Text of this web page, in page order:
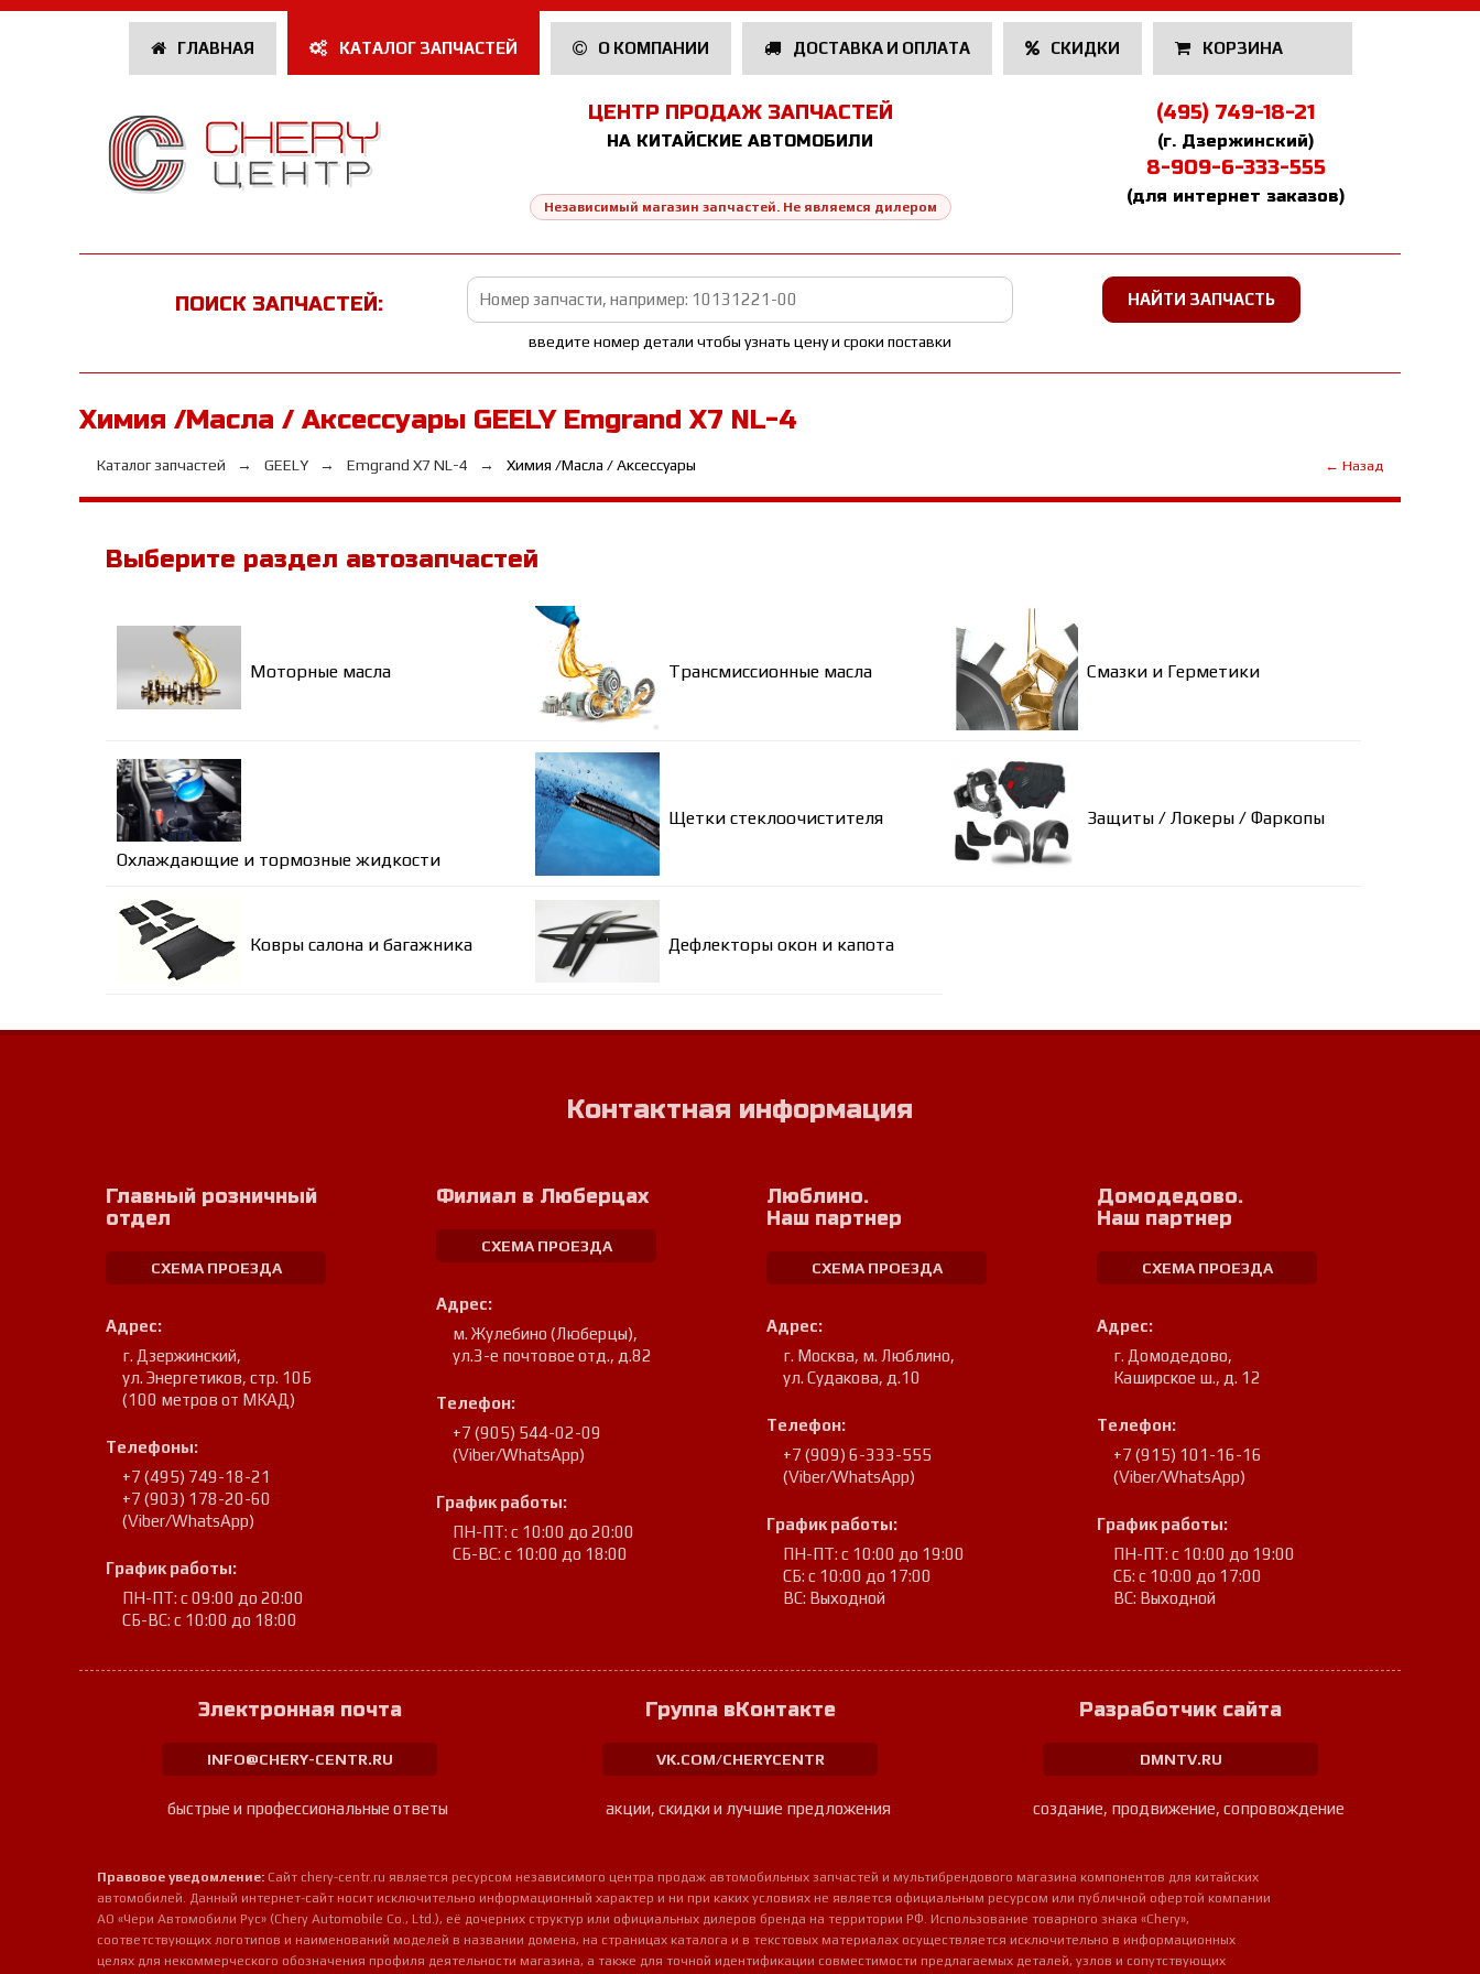
ГЛАВНАЯ КАТАЛОГ ЗАПЧАСТЕЙ О КОМПАНИИ ДОСТАВКА И ОПЛАТА СКИДКИ КОРЗИНА
ЦЕНТР ПРОДАЖ ЗАПЧАСТЕЙ
НА КИТАЙСКИЕ АВТОМОБИЛИ
Независимый магазин запчастей. Не являемся дилером
(495) 749-18-21
(г. Дзержинский)
8-909-6-333-555
(для интернет заказов)
ПОИСК ЗАПЧАСТЕЙ:
введите номер детали чтобы узнать цену и сроки поставки
Химия /Масла / Аксессуары GEELY Emgrand X7 NL-4
Каталог запчастей GEELY Emgrand X7 NL-4 Химия /Масла / Аксессуары ← Назад
Выберите раздел автозапчастей
Моторные масла Трансмиссионные масла Смазки и Герметики
Охлаждающие и тормозные жидкости
Щетки стеклоочистителя Защиты / Локеры / Фаркопы
Ковры салона и багажника Дефлекторы окон и капота
Контактная информация
Главный розничный
отдел
СХЕМА ПРОЕЗДА
Адрес:
г. Дзержинский,
ул. Энергетиков, стр. 10Б
(100 метров от МКАД)
Телефоны:
+7 (495) 749-18-21
+7 (903) 178-20-60
(Viber/WhatsApp)
График работы:
ПН-ПТ: с 09:00 до 20:00
СБ-ВС: с 10:00 до 18:00
Филиал в Люберцах
СХЕМА ПРОЕЗДА
Адрес:
м. Жулебино (Люберцы),
ул.3-е почтовое отд., д.82
Телефон:
+7 (905) 544-02-09
(Viber/WhatsApp)
График работы:
ПН-ПТ: с 10:00 до 20:00
СБ-ВС: с 10:00 до 18:00
Люблино.
Наш партнер
СХЕМА ПРОЕЗДА
Адрес:
г. Москва, м. Люблино,
ул. Судакова, д.10
Телефон:
+7 (909) 6-333-555
(Viber/WhatsApp)
График работы:
ПН-ПТ: с 10:00 до 19:00
СБ: с 10:00 до 17:00
ВС: Выходной
Домодедово.
Наш партнер
СХЕМА ПРОЕЗДА
Адрес:
г. Домодедово,
Каширское ш., д. 12
Телефон:
+7 (915) 101-16-16
(Viber/WhatsApp)
График работы:
ПН-ПТ: с 10:00 до 19:00
СБ: с 10:00 до 17:00
ВС: Выходной
Электронная почта
INFO@CHERY-CENTR.RU
быстрые и профессиональные ответы
Группа вКонтакте
VK.COM/CHERYCENTR
акции, скидки и лучшие предложения
Разработчик сайта
DMNTV.RU
создание, продвижение, сопровождение
Правовое уведомление: Сайт chery-centr.ru является ресурсом независимого центра продаж автомобильных запчастей и мультибрендового магазина компонентов для китайских
автомобилей. Данный интернет-сайт носит исключительно информационный характер и ни при каких условиях не является официальным ресурсом или публичной офертой компании
АО «Чери Автомобили Рус» (Chery Automobile Co., Ltd.), её дочерних структур или официальных дилеров бренда на территории РФ. Использование товарного знака «Chery»,
соответствующих логотипов и наименований моделей в названии домена, на страницах каталога и в текстовых материалах осуществляется исключительно в информационных
целях для некоммерческого обозначения профиля деятельности магазина, а также для точной идентификации совместимости предлагаемых деталей, узлов и сопутствующих